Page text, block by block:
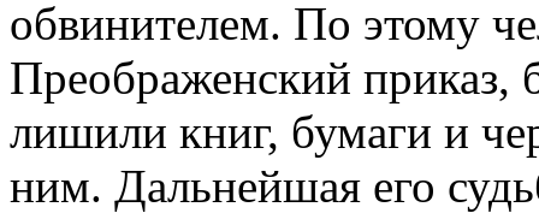
обвинителем. По этому
Пpeoбpaженский приказ,
лишили книг, бумаги и
ним. Дальнейшая его